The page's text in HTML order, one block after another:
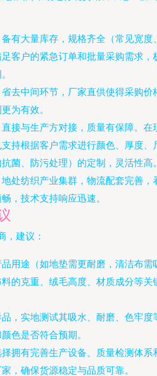
备有大量库存，规格齐全（常见宽度
客户的紧急订单和批量采购需求，
省去中间环节，厂家直供使得采购价
为有效。
直接与生产方对接，质量有保障。在
持根据客户需求进行颜色、厚度、
菌、防污处理）的定制，灵活性高
地处纺织产业集群，物流配套完善，
，技术支持响应迅速。
，建议：
品用途（如地垫需更耐磨，清洁布需
的克重、绒毛高度、材质成分等关
品，实地测试其吸水、耐磨、色牢度
色是否符合预期。
择拥有完善生产设备、质量检测体系
，确保货源稳定与品质可靠。